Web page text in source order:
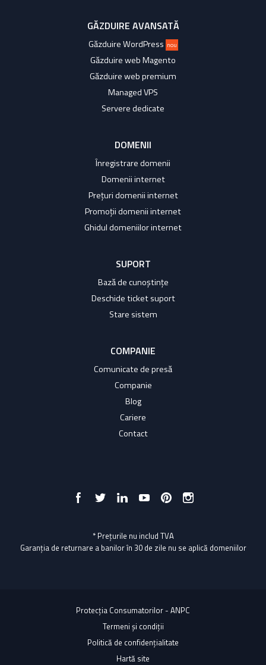
GĂZDUIRE AVANSATĂ
Găzduire WordPress nou
Găzduire web Magento
Găzduire web premium
Managed VPS
Servere dedicate
DOMENII
Înregistrare domenii
Domenii internet
Prețuri domenii internet
Promoții domenii internet
Ghidul domeniilor internet
SUPORT
Bază de cunoștințe
Deschide ticket suport
Stare sistem
COMPANIE
Comunicate de presă
Companie
Blog
Cariere
Contact
* Prețurile nu includ TVA
Garanția de returnare a banilor în 30 de zile nu se aplică domeniilor
Protecția Consumatorilor - ANPC
Termeni și condiții
Politică de confidențialitate
Hartă site